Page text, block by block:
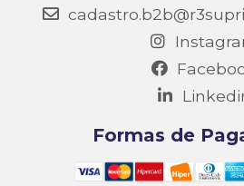
Formas de